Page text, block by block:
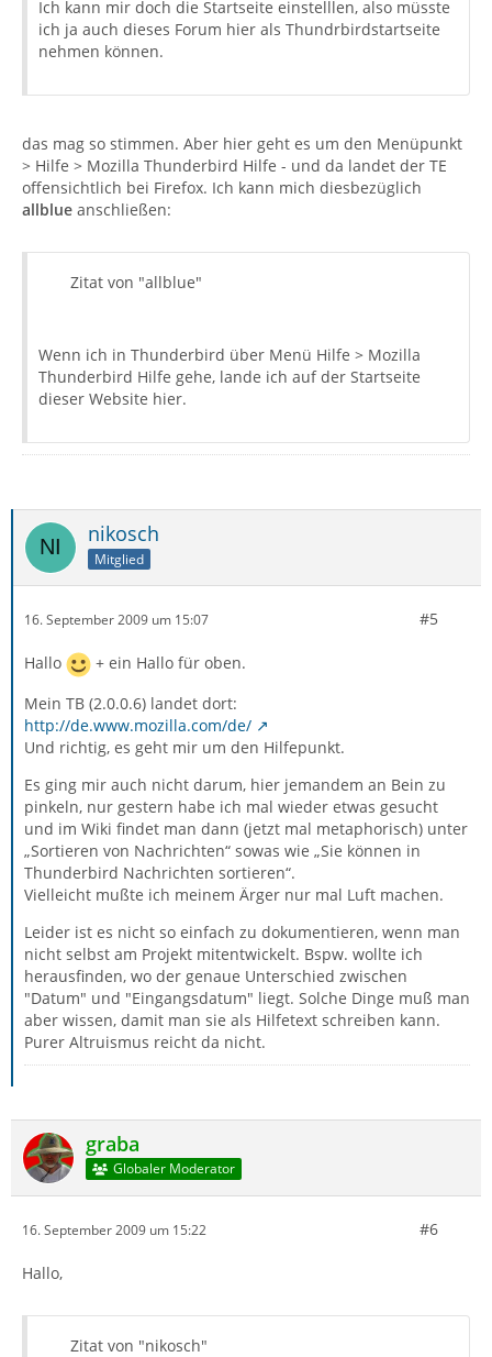
Ich kann mir doch die Startseite einstelllen, also müsste
ich ja auch dieses Forum hier als Thundrbirdstartseite
nehmen können.
das mag so stimmen. Aber hier geht es um den Menüpunkt
> Hilfe > Mozilla Thunderbird Hilfe - und da landet der TE
offensichtlich bei Firefox. Ich kann mich diesbezüglich
allblue anschließen:
Zitat von "allblue"
Wenn ich in Thunderbird über Menü Hilfe > Mozilla
Thunderbird Hilfe gehe, lande ich auf der Startseite
dieser Website hier.
nikosch
Mitglied
16. September 2009 um 15:07 #5
Hallo
+ ein Hallo für oben.
Mein TB (2.0.0.6) landet dort:
http://de.www.mozilla.com/de/
Und richtig, es geht mir um den Hilfepunkt.
Es ging mir auch nicht darum, hier jemandem an Bein zu
pinkeln, nur gestern habe ich mal wieder etwas gesucht
und im Wiki findet man dann (jetzt mal metaphorisch) unter
„Sortieren von Nachrichten“ sowas wie „Sie können in
Thunderbird Nachrichten sortieren“.
Vielleicht mußte ich meinem Ärger nur mal Luft machen.
Leider ist es nicht so einfach zu dokumentieren, wenn man
nicht selbst am Projekt mitentwickelt. Bspw. wollte ich
herausfinden, wo der genaue Unterschied zwischen
"Datum" und "Eingangsdatum" liegt. Solche Dinge muß man
aber wissen, damit man sie als Hilfetext schreiben kann.
Purer Altruismus reicht da nicht.
graba
Globaler Moderator
16. September 2009 um 15:22 #6
Hallo,
Zitat von "nikosch"